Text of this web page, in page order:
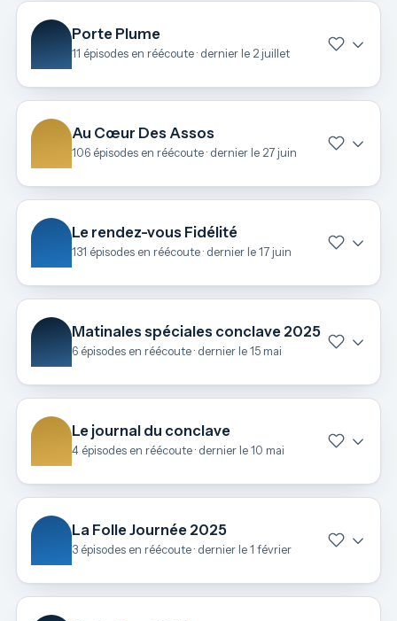
Porte Plume
11 épisodes en réécoute · dernier le 2 juillet
Au Cœur Des Assos
106 épisodes en réécoute · dernier le 27 juin
Le rendez-vous Fidélité
131 épisodes en réécoute · dernier le 17 juin
Matinales spéciales conclave 2025
6 épisodes en réécoute · dernier le 15 mai
Le journal du conclave
4 épisodes en réécoute · dernier le 10 mai
La Folle Journée 2025
3 épisodes en réécoute · dernier le 1 février